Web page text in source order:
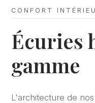
CONFORT
Écuries
gamme
L'architecture de